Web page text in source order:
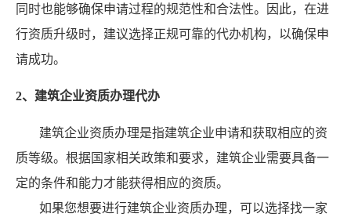
同时也能够确保申请过程的规范性和合法性。因此，在进
行资质升级时，建议选择正规可靠的代办机构，以确保申
请成功。
2、建筑企业资质办理代办
建筑企业资质办理是指建筑企业申请和获取相应的资
质等级。根据国家相关政策和要求，建筑企业需要具备一
定的条件和能力才能获得相应的资质。
如果您想要进行建筑企业资质办理，可以选择找一家